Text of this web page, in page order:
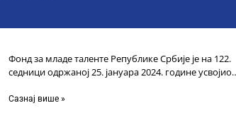
Фонд за младе таленте Републике Србије је на 122.
седници одржаној 25. јануара 2024. године усвојио
Сазнај више »